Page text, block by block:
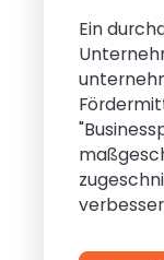
Ein